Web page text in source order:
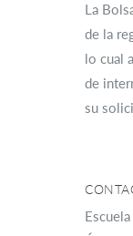
La
de la
lo cual
de
su